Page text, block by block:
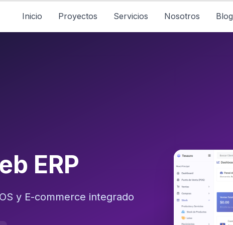
Inicio Proyectos Servicios Nosotros Blog
ERP
y E-commerce integrado